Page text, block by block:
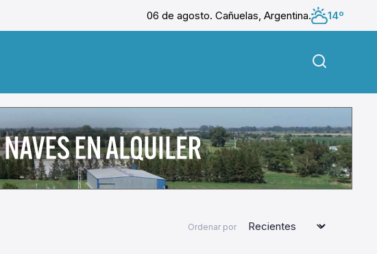
06 de agosto. Cañuelas, Argentina.
14º
Ordenar por